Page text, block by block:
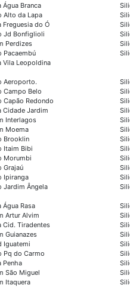
Branca
Alto da Lapa
do Ó
Jd Bonfiglioli
Perdizes
Pacaembú
Vila Leopoldina
Aeroporto.
Campo Belo
Capão Redondo
Cidade Jardim
Interlagos
Moema
Brooklin
Itaim Bibi
Morumbi
Grajaú
Ipiranga
Jardim Ângela
Rasa
Artur Alvim
Cid. Tiradentes
Guianazes
Iguatemi
Pq do Carmo
Penha
São Miguel
Itaquera